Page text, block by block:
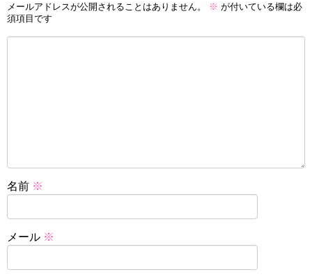
メールアドレスが公開されることはありません。 ※ が付いている欄は必
須項目です
名前 ※
メール ※